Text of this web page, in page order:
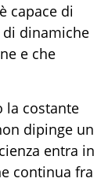
capace di
di dinamiche
e che
la costante
dipinge un
entra in
continua fra